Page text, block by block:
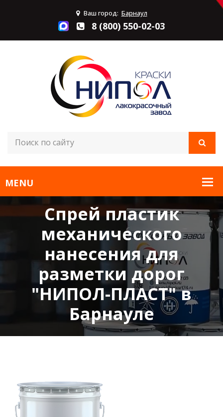
Ваш город: Барнаул
8 (800) 550-02-03
Спрей пластик
механического
нанесения для
разметки дорог
"НИПОЛ-ПЛАСТ" в
Барнауле